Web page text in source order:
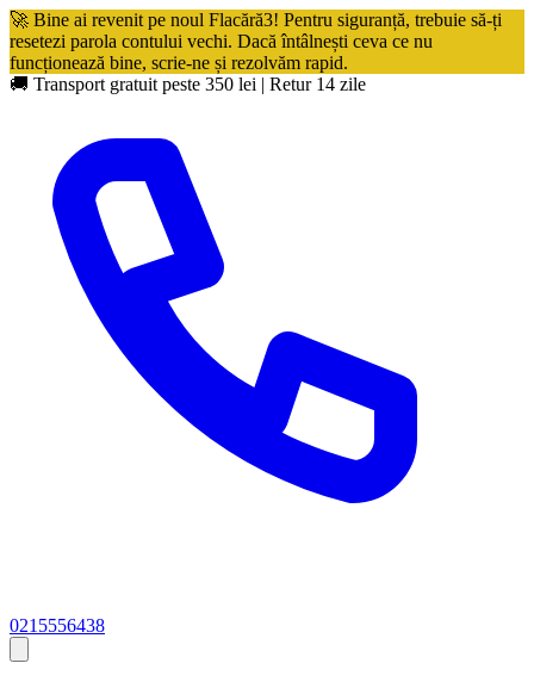
🚀 Bine ai revenit pe noul Flacără3! Pentru siguranță, trebuie să-ți
resetezi parola contului vechi. Dacă întâlnești ceva ce nu
funcționează bine, scrie-ne și rezolvăm rapid.
🚚 Transport gratuit peste 350 lei | Retur 14 zile
0215556438